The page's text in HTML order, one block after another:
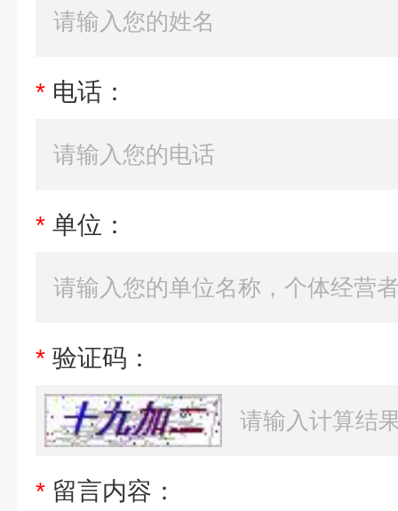
* 电话：
* 单位：
* 验证码：
* 留言内容：